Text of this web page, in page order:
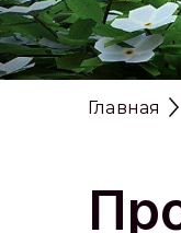
Главная